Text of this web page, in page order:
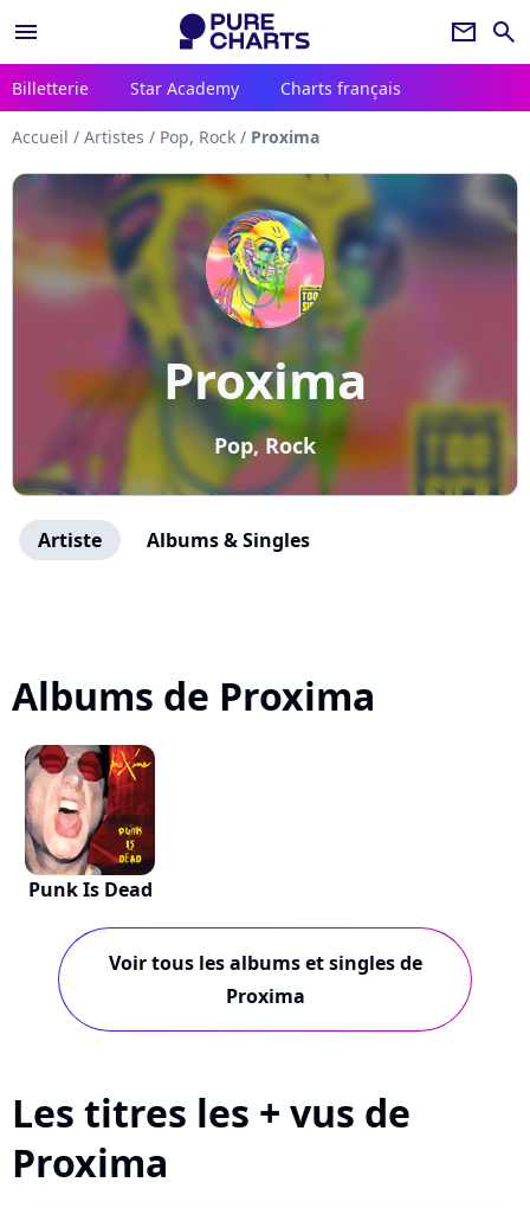
menu newsletter search
Billetterie Star Academy Charts français
Accueil / Artistes / Pop, Rock / Proxima
Proxima
Pop, Rock
Artiste Albums & Singles
Albums de Proxima
Punk Is Dead
Voir tous les albums et singles de
Proxima
Les titres les + vus de
Proxima